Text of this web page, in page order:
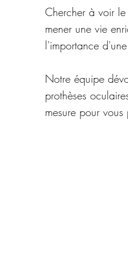
Chercher à voir
mener une vie
l'importance
Notre équipe
prothèses
mesure pour